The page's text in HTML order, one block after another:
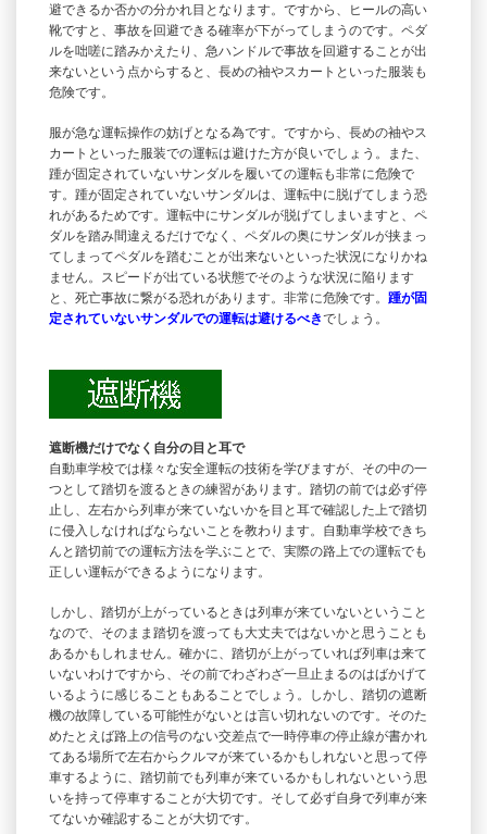
避できるか否かの分かれ目となります。ですから、ヒールの高い
靴ですと、事故を回避できる確率が下がってしまうのです。ペダ
ルを咄嗟に踏みかえたり、急ハンドルで事故を回避することが出
来ないという点からすると、長めの袖やスカートといった服装も
危険です。
服が急な運転操作の妨げとなる為です。ですから、長めの袖やス
カートといった服装での運転は避けた方が良いでしょう。また、
踵が固定されていないサンダルを履いての運転も非常に危険で
す。踵が固定されていないサンダルは、運転中に脱げてしまう恐
れがあるためです。運転中にサンダルが脱げてしまいますと、ペ
ダルを踏み間違えるだけでなく、ペダルの奥にサンダルが挟まっ
てしまってペダルを踏むことが出来ないといった状況になりかね
ません。スピードが出ている状態でそのような状況に陥ります
と、死亡事故に繋がる恐れがあります。非常に危険です。 踵が固
定されていないサンダルでの運転は避けるべきでしょう。
遮断機だけでなく自分の目と耳で
自動車学校では様々な安全運転の技術を学びますが、その中の一
つとして踏切を渡るときの練習があります。踏切の前では必ず停
止し、左右から列車が来ていないかを目と耳で確認した上で踏切
に侵入しなければならないことを教わります。自動車学校できち
んと踏切前での運転方法を学ぶことで、実際の路上での運転でも
正しい運転ができるようになります。
しかし、踏切が上がっているときは列車が来ていないということ
なので、そのまま踏切を渡っても大丈夫ではないかと思うことも
あるかもしれません。確かに、踏切が上がっていれば列車は来て
いないわけですから、その前でわざわざ一旦止まるのはばかげて
いるように感じることもあることでしょう。しかし、踏切の遮断
機の故障している可能性がないとは言い切れないのです。そのた
めたとえば路上の信号のない交差点で一時停車の停止線が書かれ
てある場所で左右からクルマが来ているかもしれないと思って停
車するように、踏切前でも列車が来ているかもしれないという思
いを持って停車することが大切です。そして必ず自身で列車が来
てないか確認することが大切です。